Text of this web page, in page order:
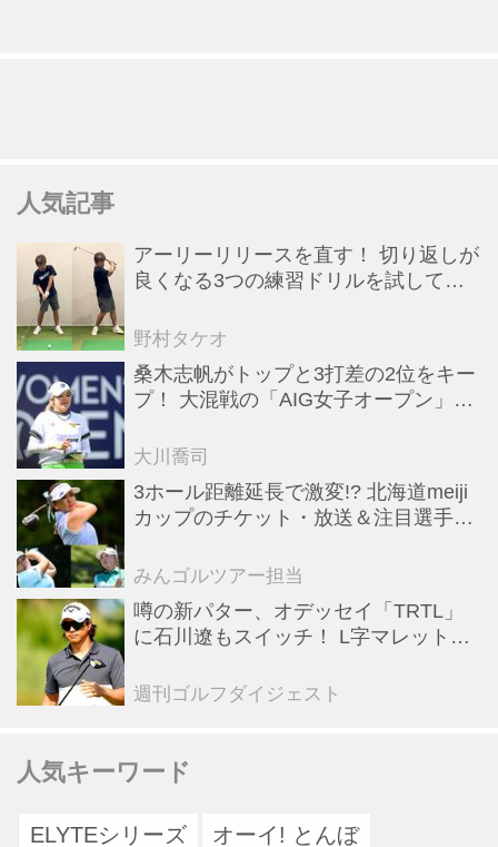
人気記事
アーリーリリースを直す！ 切り返しが
良くなる3つの練習ドリルを試してみ
野村タケオ
桑木志帆がトップと3打差の2位をキー
プ！ 大混戦の「AIG女子オープン」で
の最終日へ【米女子ツアー】
大川喬司
3ホール距離延長で激変!? 北海道meiji
カップのチケット・放送＆注目選手ま
ド】
みんゴルツアー担当
噂の新パター、オデッセイ「TRTL」
に石川遼もスイッチ！ L字マレットか
週刊ゴルフダイジェスト
人気キーワード
ELYTEシリーズ オーイ! とんぼ